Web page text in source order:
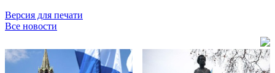
Версия для печати
Все новости